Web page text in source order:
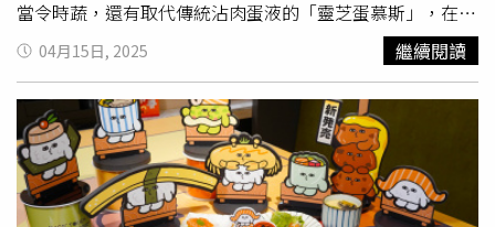
提供）旭集微風店推出「九鮨海景丼」，淋上金桔醋甘甜又
不死鹹。（圖／饗賓集團提供）另外即日起～6/15，饗賓集
團旗下Buffet品牌「INPARADISE 饗饗」與「旭集 和食集
錦」同步推出黑鮪魚料理，其中午、晚餐推出「現流黑鮪生
魚片」，可見紅艷色澤中帶有甘甜肉質，軟嫩又富有彈性；
另外還有「炙燒黑鮪魚中腹握壽司」於平日晚餐和假日午、
晚餐限定供應，頂級黑鮪魚中腹富含油脂，以直火炙燒讓油
脂融入醋飯的溫潤香氣中，最後再以蒜末點綴更是加分。而
到走廊盡頭，說出剛才看到的數字，答對的人可以到另一個
房間，享用為他們準備的點心。統計顯示，回答簡單數字的
受試者，大多選擇新鮮水果沙拉；回答複雜數字的受試者，
較多人拿了巧克力蛋糕。這顯示大腦所承擔的壓力讓身體能
量枯竭，剩下的能量抵抗不了本能欲望。自我損耗時，衝動
行事的機率也會提高，例如想攻擊他人、想擁有某物等欲
望。社會化程度高的人，通常會壓抑衝動，但能量耗盡後，
就不會再思考，會立即做出反應、立即行動。回想一下你疲
當令時蔬，還有取代傳統沾肉蛋液的「靈芝蛋慕斯」，在傳
統中翻玩新風味。歡慶新店開幕，即日起至6/30還推出限時
集點活動：單筆消費滿400元可獲得1點，集滿20點可免費
本黑毛和牛套餐」會提供和牛肉盤、焦化洋蔥、靈芝蛋慕
斯，蔬菜則可依個人喜好自由夾取。（998元＋10%，圖／
魏妤靜攝）專人開鍋會協助前面煎肉的部分，包括撒上日本
上白糖（左），並現打「靈芝蛋慕斯」，建議品嘗時可於慕
04月15日, 2025 繼續閱讀